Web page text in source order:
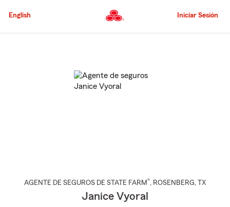
al
principal
English Iniciar Sesión
AGENTE DE SEGUROS DE STATE FARM®, ROSENBERG, TX
Janice Vyoral